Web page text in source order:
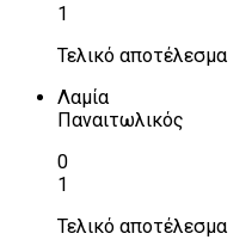
1
Τελικό αποτέλεσμα
Λαμία
Παναιτωλικός
0
1
Τελικό αποτέλεσμα